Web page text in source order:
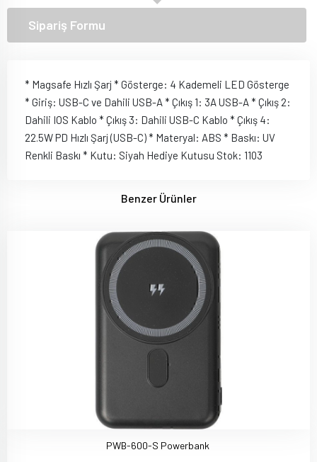
Sipariş Formu
* Magsafe Hızlı Şarj * Gösterge: 4 Kademeli LED Gösterge
* Giriş: USB-C ve Dahili USB-A * Çıkış 1: 3A USB-A * Çıkış 2:
Dahili IOS Kablo * Çıkış 3: Dahili USB-C Kablo * Çıkış 4:
22.5W PD Hızlı Şarj (USB-C) * Materyal: ABS * Baskı: UV
Renkli Baskı * Kutu: Siyah Hediye Kutusu Stok: 1103
Benzer Ürünler
PWB-600-S Powerbank